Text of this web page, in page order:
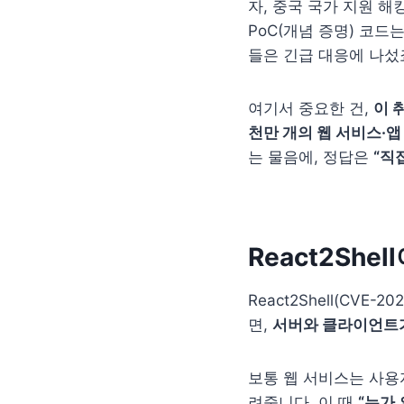
자, 중국 국가 지원 해
PoC(개념 증명) 코드
들은 긴급 대응에 나섰
여기서 중요한 건, 이
천만 개의 웹 서비스·
는 물음에, 정답은 “직
React2Shell
React2Shell(CVE-
면, 서버와 클라이언
보통 웹 서비스는 사